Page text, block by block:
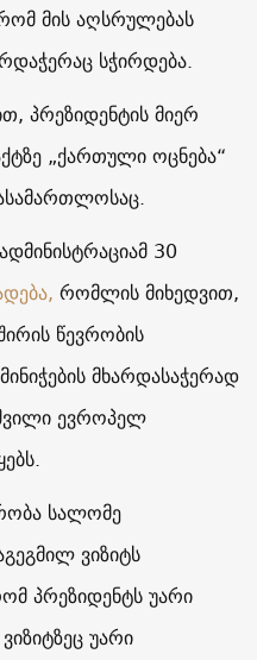
მის აღსრულებას
სჭირდება.
პრეზიდენტის მიერ
„ქართული ოცნება“
30
რომლის მიხედვით,
წევრობის
მხარდასაჭერად
ევროპელ
სალომე
ვიზიტს
პრეზიდენტს უარი
უარი